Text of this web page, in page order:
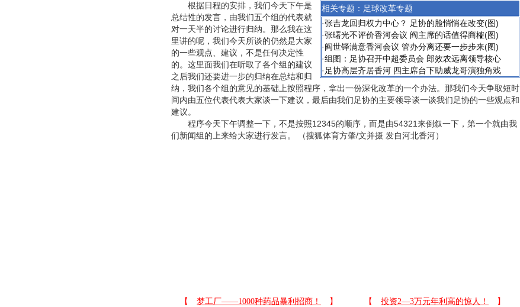
相关专题： 足球改革专题
·张吉龙回归权力中心？ 足协的脸悄悄在改变(图)
·张曙光不评价香河会议 阎主席的话值得商榷(图)
·阎世铎满意香河会议 管办分离还要一步步来(图)
·组图：足协召开中超委员会 郎效农远离领导核心
· 足协高层齐居香河 四主席台下助威龙哥演独角戏
根据日程的安排，我们今天下午是
总结性的发言，由我们五个组的代表就
对一天半的讨论进行归纳。那么我在这
里讲的呢，我们今天所谈的仍然是大家
的一些观点、建议，不是任何决定性
的。这里面我们在听取了各个组的建议
之后我们还要进一步的归纳在总结和归
纳，我们各个组的意见的基础上按照程序，拿出一份深化改革的一个办法。那我们今天争取短时
间内由五位代表代表大家谈一下建议，最后由我们足协的主要领导谈一谈我们足协的一些观点和
建议。
程序今天下午调整一下，不是按照12345的顺序，而是由54321来倒叙一下，第一个就由我
们新闻组的上来给大家进行发言。 （搜狐体育方肇/文并摄 发自河北香河）